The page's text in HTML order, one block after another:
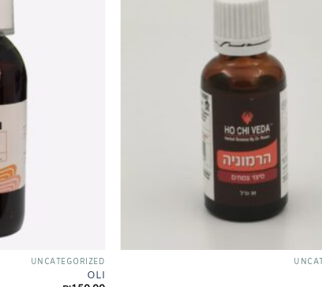
UNCATEGORIZED
OLI